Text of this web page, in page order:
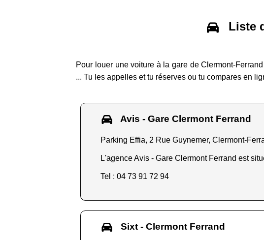
Liste
Pour louer une voiture à la gare de Clermont-
... Tu les appelles et tu réserves ou tu compares en
Avis - Gare Clermont Ferrand
Parking Effia, 2 Rue Guynemer, Clermont-
L'agence Avis - Gare Clermont Ferrand est
Tel : 04 73 91 72 94
Sixt - Clermont Ferrand